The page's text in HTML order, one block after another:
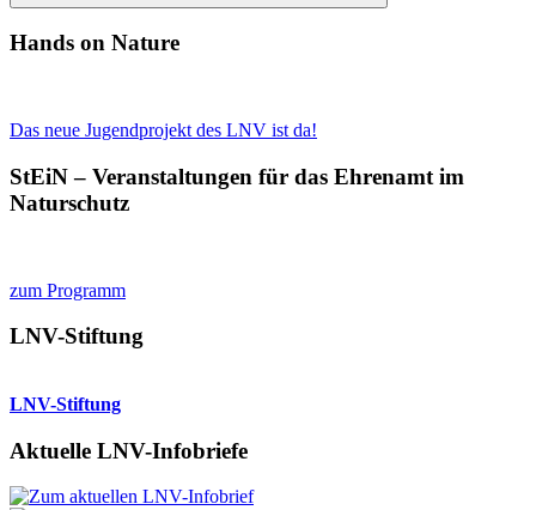
Suchen
Hands on Nature
Das neue Jugendprojekt des LNV ist da!
StEiN – Veranstaltungen für das Ehrenamt im
Naturschutz
zum Programm
LNV-Stiftung
LNV-Stiftung
Aktuelle LNV-Infobriefe